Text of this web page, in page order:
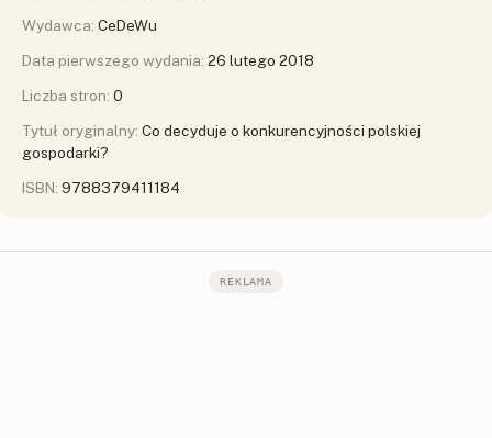
Wydawca: CeDeWu
Data pierwszego wydania: 26 lutego 2018
Liczba stron: 0
Tytuł oryginalny: Co decyduje o konkurencyjności polskiej
gospodarki?
ISBN: 9788379411184
REKLAMA